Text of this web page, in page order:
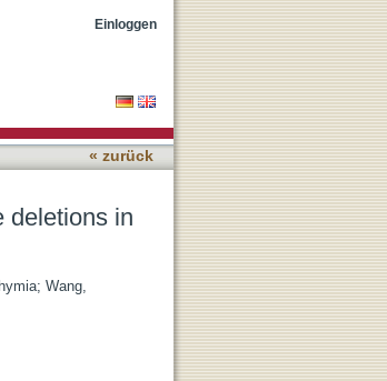
Einloggen
« zurück
deletions in
; Wang,